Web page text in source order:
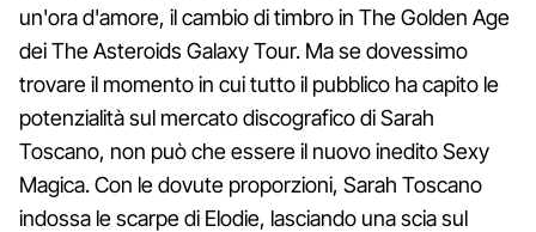
un'ora d'amore, il cambio di timbro in The Golden Age
dei The Asteroids Galaxy Tour. Ma se dovessimo
trovare il momento in cui tutto il pubblico ha capito le
potenzialità sul mercato discografico di Sarah
Toscano, non può che essere il nuovo inedito Sexy
Magica. Con le dovute proporzioni, Sarah Toscano
indossa le scarpe di Elodie, lasciando una scia sul